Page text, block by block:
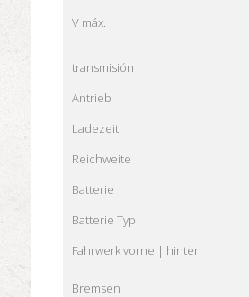
V máx.
transmisión
Antrieb
Ladezeit
Reichweite
Batterie
Batterie Typ
Fahrwerk vorne | hinten
Bremsen